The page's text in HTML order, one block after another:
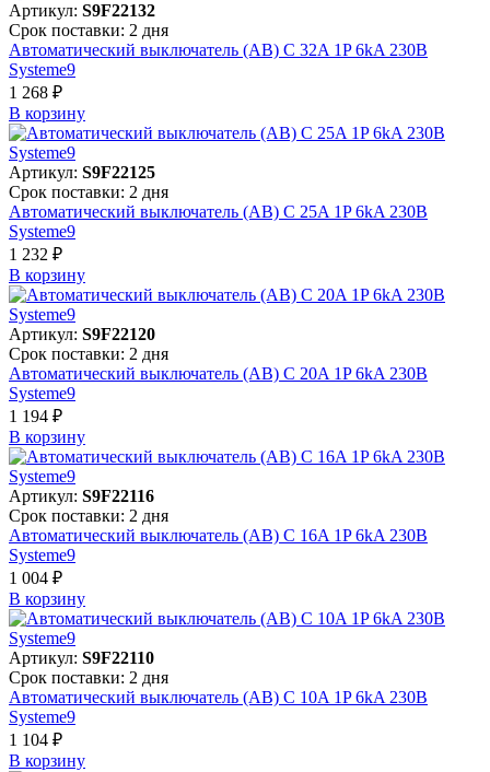
Артикул: S9F22132
Срок поставки: 2 дня
Автоматический выключатель (АВ) C 32A 1P 6kA 230В
Systeme9
1 268 ₽
В корзинy
Артикул: S9F22125
Срок поставки: 2 дня
Автоматический выключатель (АВ) C 25A 1P 6kA 230В
Systeme9
1 232 ₽
В корзинy
Артикул: S9F22120
Срок поставки: 2 дня
Автоматический выключатель (АВ) C 20A 1P 6kA 230В
Systeme9
1 194 ₽
В корзинy
Артикул: S9F22116
Срок поставки: 2 дня
Автоматический выключатель (АВ) C 16A 1P 6kA 230В
Systeme9
1 004 ₽
В корзинy
Артикул: S9F22110
Срок поставки: 2 дня
Автоматический выключатель (АВ) C 10A 1P 6kA 230В
Systeme9
1 104 ₽
В корзинy